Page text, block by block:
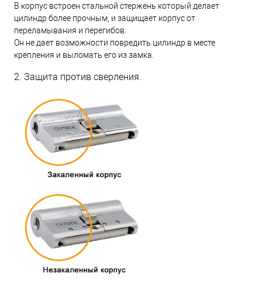
В корпус встроен стальной стержень который делает
цилиндр более прочным, и защищает корпус от
переламывания и перегибов.
Он не дает возможности повредить цилиндр в месте
крепления и выломать его из замка.
2. Защита против сверления.